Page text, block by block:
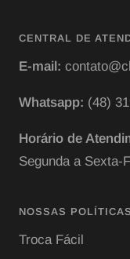
CENTRAL DE
E-mail:
Whatsapp: (48)
Horário de
Segunda a Sexta-
NOSSAS POLÍTICAS
Troca Fácil